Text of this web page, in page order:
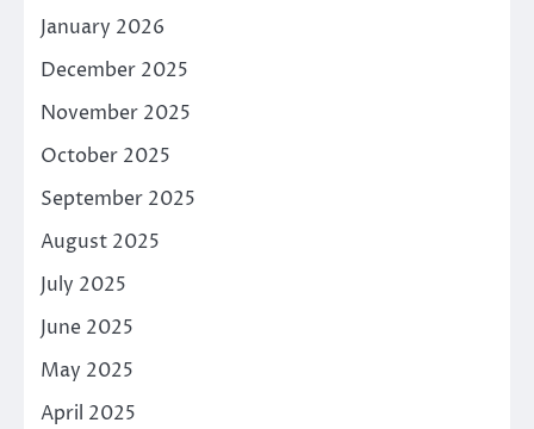
January 2026
December 2025
November 2025
October 2025
September 2025
August 2025
July 2025
June 2025
May 2025
April 2025